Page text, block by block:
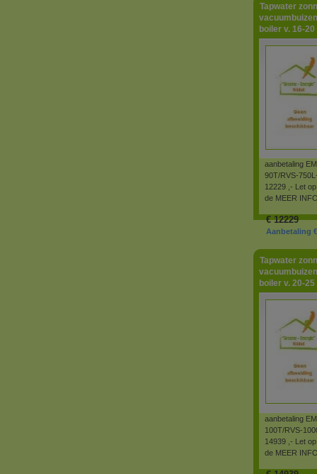
Tapwater
boiler v. 16-
aanbetaling
90T/RVS-
12229 ,- Let
de MEER
€12229
Aanbetaling
Tapwater
boiler v. 20-
aanbetaling
100T/RVS-
14939 ,- Let
de MEER